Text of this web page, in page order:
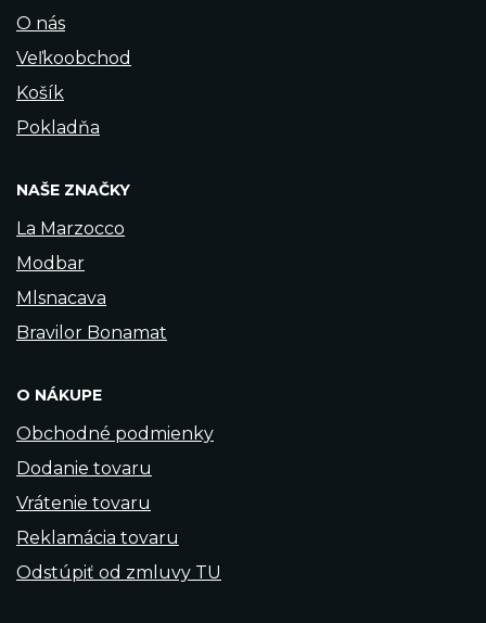
O nás
Veľkoobchod
Košík
Pokladňa
NAŠE ZNAČKY
La Marzocco
Modbar
Mlsnacava
Bravilor Bonamat
O NÁKUPE
Obchodné podmienky
Dodanie tovaru
Vrátenie tovaru
Reklamácia tovaru
Odstúpiť od zmluvy TU